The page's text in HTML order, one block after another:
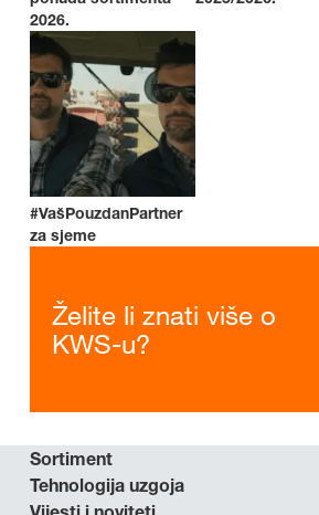
2026.
#VašPouzdanPartner
za sjeme
Želite li znati više o
KWS-u?
Sortiment
Tehnologija uzgoja